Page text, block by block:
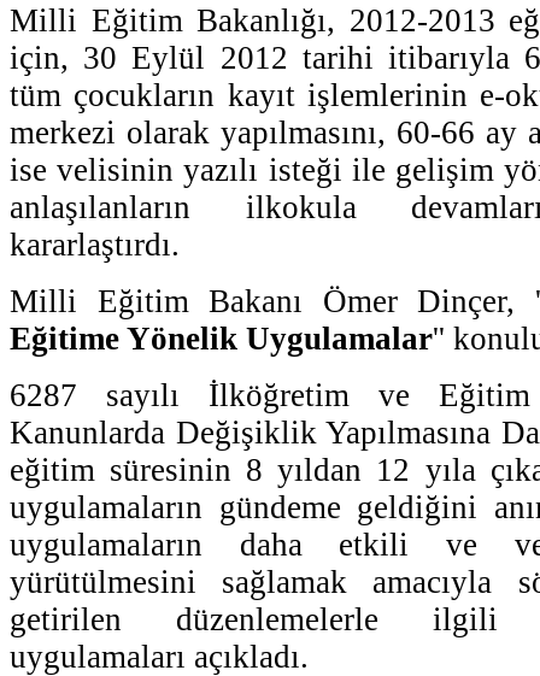
Milli Eğitim Bakanlığı, 2012-2013
için, 30 Eylül 2012 tarihi itibarıyla
tüm çocukların kayıt işlemlerinin e-
merkezi olarak yapılmasını, 60-66 ay
ise velisinin yazılı isteği ile gelişim
anlaşılanların ilkokula
kararlaştırdı.
Milli Eğitim Bakanı Ömer Dinçer,
Eğitime Yönelik Uygulamalar''
6287 sayılı İlköğretim ve
Kanunlarda Değişiklik Yapılmasına
eğitim süresinin 8 yıldan 12 yıla
uygulamaların gündeme geldiğini
uygulamaların daha etkili ve
yürütülmesini sağlamak amacıyla
getirilen düzenlemelerle ilgili
uygulamaları açıkladı.